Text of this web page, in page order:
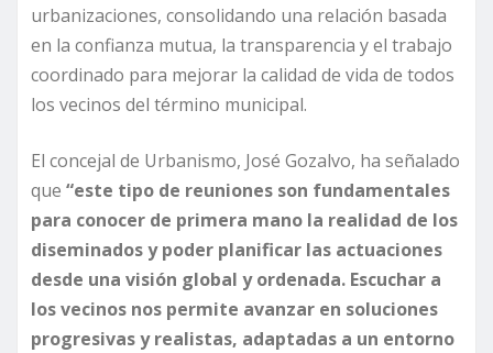
urbanizaciones, consolidando una relación basada
en la confianza mutua, la transparencia y el trabajo
coordinado para mejorar la calidad de vida de todos
los vecinos del término municipal.
El concejal de Urbanismo, José Gozalvo, ha señalado
que “este tipo de reuniones son fundamentales
para conocer de primera mano la realidad de los
diseminados y poder planificar las actuaciones
desde una visión global y ordenada. Escuchar a
los vecinos nos permite avanzar en soluciones
progresivas y realistas, adaptadas a un entorno